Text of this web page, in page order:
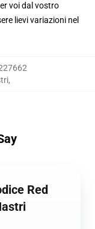
voi dal vostro
lievi variazioni nel
,
Red